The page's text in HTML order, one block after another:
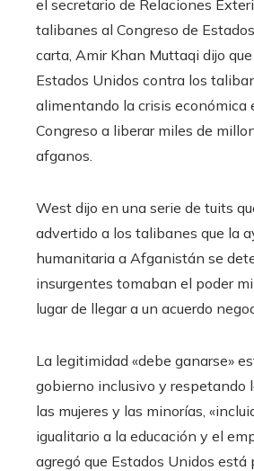
el secretario de Relaciones
talibanes al Congreso de
carta, Amir Khan Muttaqi dijo
Estados Unidos contra los
alimentando la crisis económica
Congreso a liberar miles de
afganos.
West dijo en una serie de tuits
advertido a los talibanes que la
humanitaria a Afganistán se
insurgentes tomaban el poder
lugar de llegar a un acuerdo
La legitimidad «debe ganarse»
gobierno inclusivo y respetando
las mujeres y las minorías,
igualitario a la educación y el
agregó que Estados Unidos está